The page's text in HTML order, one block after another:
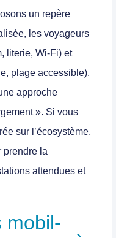
un repère
les voyageurs
literie, Wi-Fi) et
plage accessible).
approche
». Si vous
sur l’écosystème,
prendre la
attendues et
mobil-